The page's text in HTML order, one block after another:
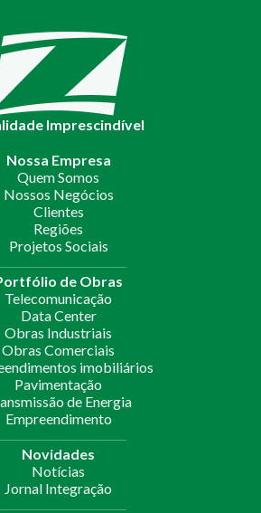
Imprescindível
Nossa Empresa
Quem Somos
Nossos Negócios
Clientes
Regiões
Projetos Sociais
de Obras
Telecomunicação
Data Center
Obras Industriais
Obras Comerciais
imobiliários
Pavimentação
de Energia
Empreendimento
Novidades
Notícias
Jornal Integração